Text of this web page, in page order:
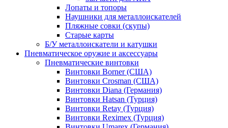
Лопаты и топоры
Наушники для металлоискателей
Пляжные совки (скупы)
Старые карты
Б/У металлоискатели и катушки
Пневматическое оружие и аксессуары
Пневматические винтовки
Винтовки Borner (США)
Винтовки Crosman (США)
Винтовки Diana (Германия)
Винтовки Hatsan (Турция)
Винтовки Retay (Турция)
Винтовки Reximex (Турция)